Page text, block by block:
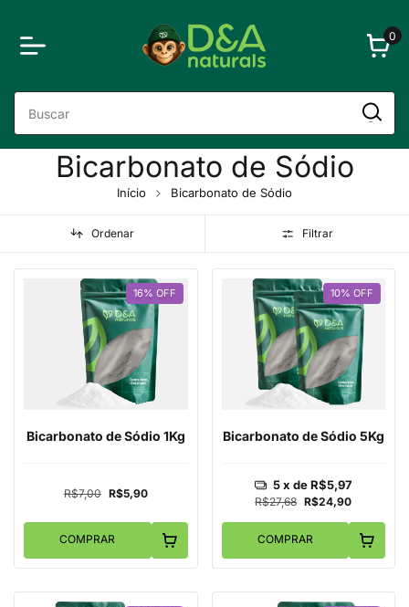
0
Bicarbonato de Sódio
Início Bicarbonato de Sódio
Ordenar Filtrar
16% OFF
Bicarbonato de Sódio 1Kg
R$7,00 R$5,90
COMPRAR
10% OFF
Bicarbonato de Sódio 5Kg
R$27,68 R$24,90
5 x deR$5,97
COMPRAR